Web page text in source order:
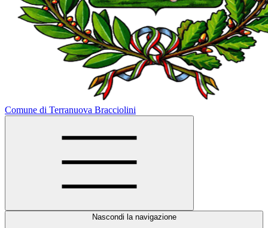
Comune di Terranuova Bracciolini
Nascondi la navigazione